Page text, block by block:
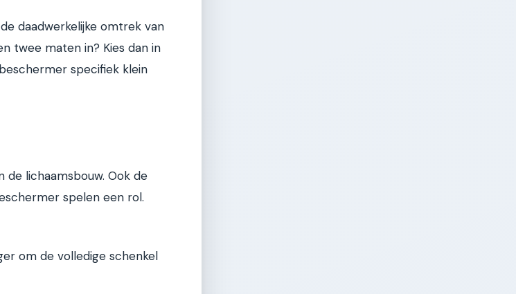
daadwerkelijke omtrek van
twee maten in? Kies dan in
specifiek klein
de lichaamsbouw. Ook de
spelen een rol.
om de volledige schenkel